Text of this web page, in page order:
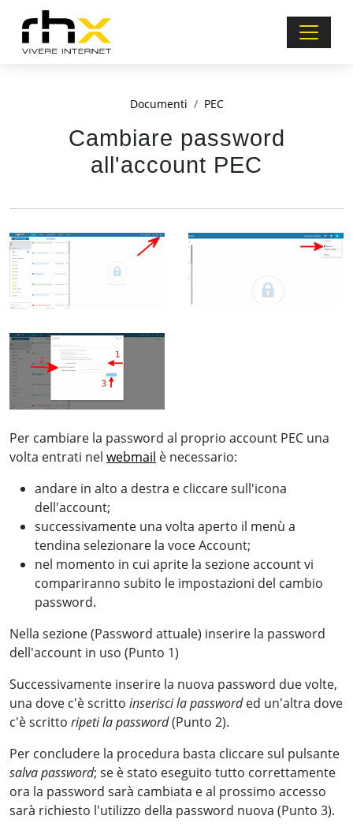
Documenti PEC
Cambiare password
all'account PEC
Per cambiare la password al proprio account PEC una
volta entrati nel webmail è necessario:
andare in alto a destra e cliccare sull'icona
dell'account;
successivamente una volta aperto il menù a
tendina selezionare la voce Account;
nel momento in cui aprite la sezione account vi
compariranno subito le impostazioni del cambio
password.
Nella sezione (Password attuale) inserire la password
dell'account in uso (Punto 1)
Successivamente inserire la nuova password due volte,
una dove c'è scritto inserisci la passworded un'altra dove
c'è scritto ripeti la password(Punto 2).
Per concludere la procedura basta cliccare sul pulsante
salva password; se è stato eseguito tutto correttamente
ora la password sarà cambiata e al prossimo accesso
sarà richiesto l'utilizzo della password nuova (Punto 3).